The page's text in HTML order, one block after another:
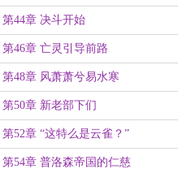
第44章 决斗开始
第46章 亡灵引导前路
第48章 风萧萧兮易水寒
第50章 新老部下们
第52章 “这特么是云雀？”
第54章 普洛森帝国的仁慈